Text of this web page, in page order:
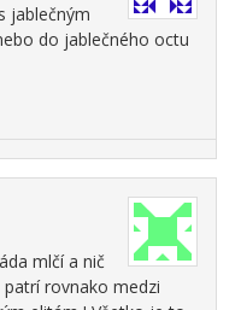
jablečným
do jablečného octu
mlčí a nič
rovnako medzi